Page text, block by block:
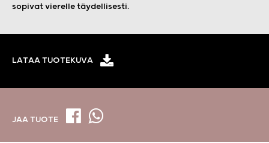
sopivat vierelle täydellisesti.
LATAA TUOTEKUVA
JAA TUOTE